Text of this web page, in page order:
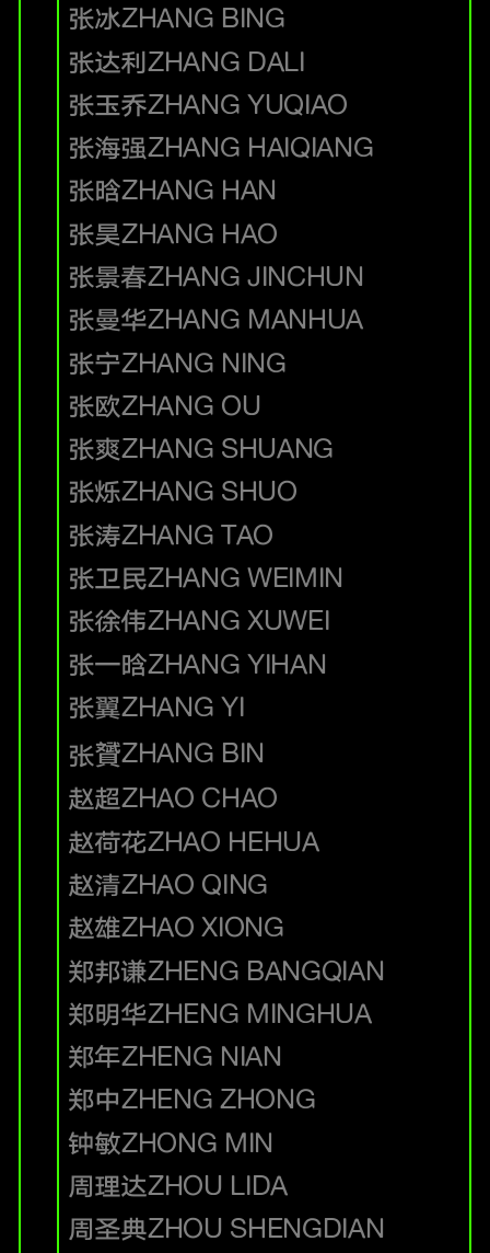
张冰ZHANG BING
张达利ZHANG DALI
张玉乔ZHANG YUQIAO
张海强ZHANG HAIQIANG
张晗ZHANG HAN
张昊ZHANG HAO
张景春ZHANG JINCHUN
张曼华ZHANG MANHUA
张宁ZHANG NING
张欧ZHANG OU
张爽ZHANG SHUANG
张烁ZHANG SHUO
张涛ZHANG TAO
张卫民ZHANG WEIMIN
张徐伟ZHANG XUWEI
张一晗ZHANG YIHAN
张翼ZHANG YI
张贇ZHANG BIN
赵超ZHAO CHAO
赵荷花ZHAO HEHUA
赵清ZHAO QING
赵雄ZHAO XIONG
郑邦谦ZHENG BANGQIAN
郑明华ZHENG MINGHUA
郑年ZHENG NIAN
郑中ZHENG ZHONG
钟敏ZHONG MIN
周理达ZHOU LIDA
周圣典ZHOU SHENGDIAN